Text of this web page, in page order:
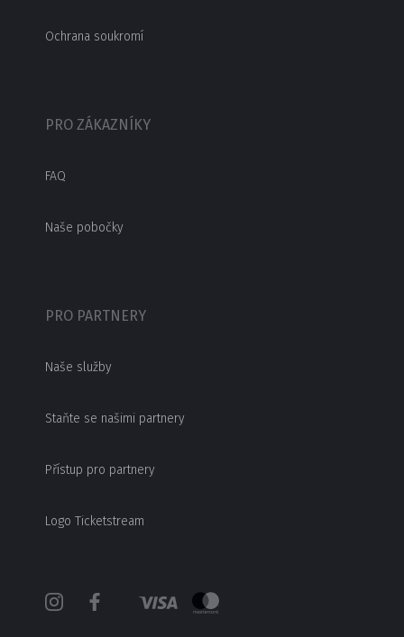
Ochrana soukromí
PRO ZÁKAZNÍKY
FAQ
Naše pobočky
PRO PARTNERY
Naše služby
Staňte se našimi partnery
Přístup pro partnery
Logo Ticketstream